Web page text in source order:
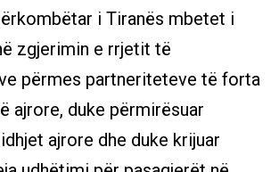
i Tiranës mbetet i
zgjerimin e rrjetit të
përmes partneriteteve të forta
ajrore, duke përmirësuar
ajrore dhe duke krijuar